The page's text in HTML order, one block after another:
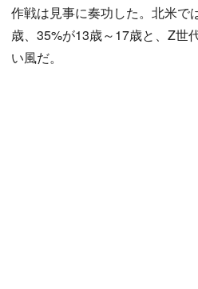
作戦は見事に奏功した。北米で
歳、35%が13歳～17歳と、Z世
い風だ。